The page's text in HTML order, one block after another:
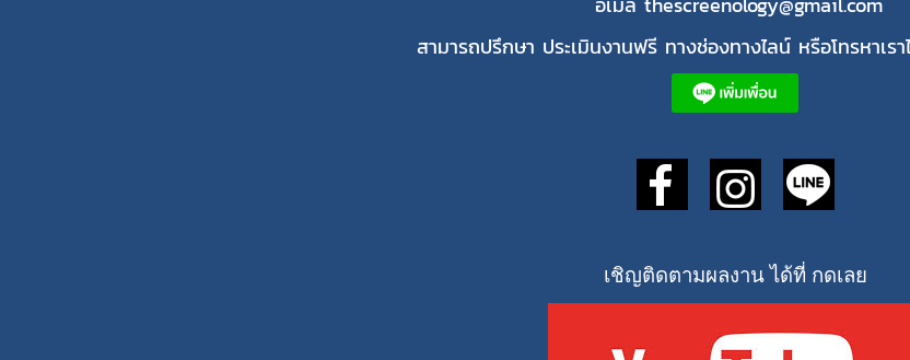
สามารถปรึกษา ประเมินงานฟรี ทางช่องทางไลน์ หรือโทรหาเร
เชิญติดตามผลงาน ได้ที่ กดเลย